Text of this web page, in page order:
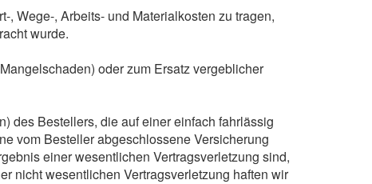
Wege-, Arbeits- und Materialkosten zu tragen,
wurde.
oder zum Ersatz vergeblicher
des Bestellers, die auf einer einfach fahrlässig
vom Besteller abgeschlossene Versicherung
einer wesentlichen Vertragsverletzung sind,
nicht wesentlichen Vertragsverletzung haften wir